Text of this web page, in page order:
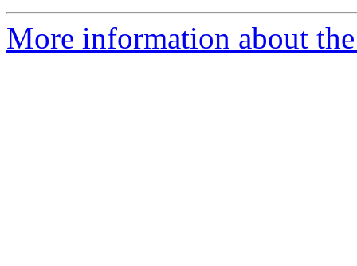
More information about